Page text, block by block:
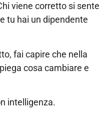
viene corretto si sente
tu hai un dipendente
fai capire che nella
cosa cambiare e
intelligenza.